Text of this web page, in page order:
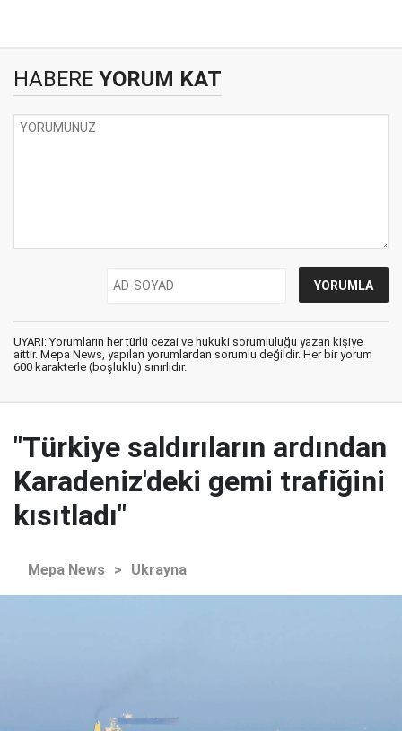
HABERE YORUM KAT
UYARI: Yorumların her türlü cezai ve hukuki sorumluluğu yazan kişiye
aittir. Mepa News, yapılan yorumlardan sorumlu değildir. Her bir yorum
600 karakterle (boşluklu) sınırlıdır.
"Türkiye saldırıların ardından
Karadeniz'deki gemi trafiğini
kısıtladı"
Mepa News > Ukrayna